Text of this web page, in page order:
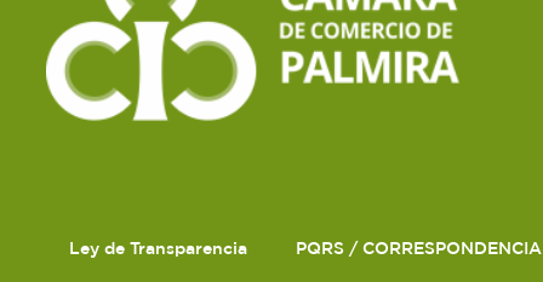
Ley de Transparencia PQRS / CORRESPONDENCIA